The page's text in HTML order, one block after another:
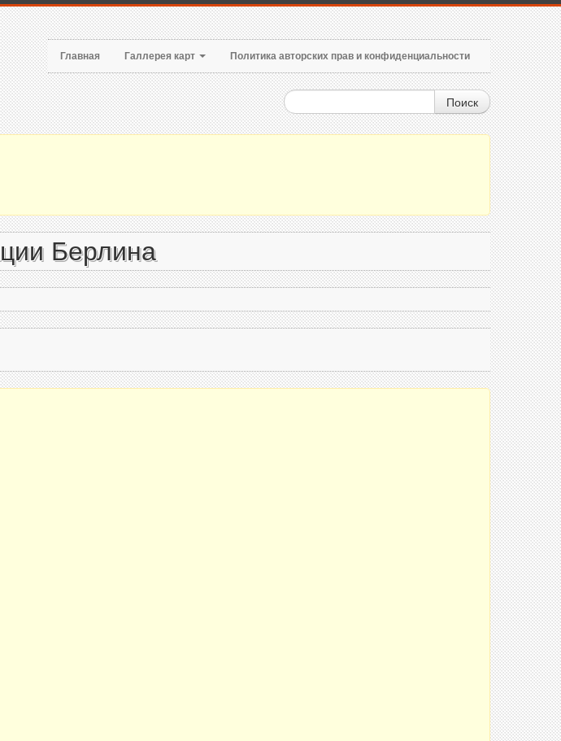
Главная Галлерея карт Политика авторских прав и конфиденциальности
Поиск
Берлина